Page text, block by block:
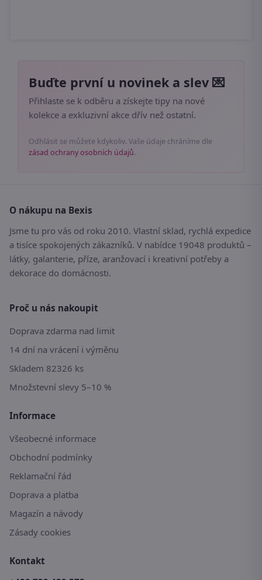
Buďte první u novinek a slev 💌
Přihlaste se k odběru a získejte tipy na nové
kolekce a exkluzivní akce dřív než ostatní.
Odhlásit se můžete kdykoliv. Vaše údaje chráníme dle
zásad ochrany osobních údajů.
O nákupu na Bexis
Jsme tu pro vás od roku 2010. Vlastní sklad, rychlá expedice
a tisíce spokojených zákazníků. V nabídce 19048 produktů –
látky, galanterie, příze, aranžovací i kreativní potřeby a
dekorace do domácnosti.
Proč u nás nakoupit
Doprava zdarma nad limit
14 dní na vrácení i výměnu
Skladem 82326 ks
Množstevní slevy 5–10 %
Informace
Všeobecné informace
Obchodní podmínky
Reklamační řád
Doprava a platba
Magazín a návody
Zásady cookies
Kontakt